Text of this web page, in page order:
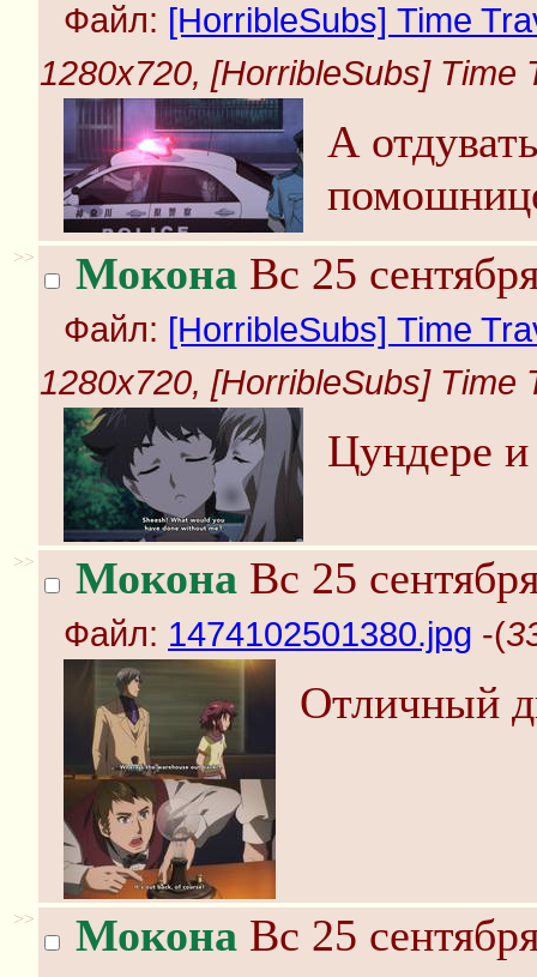
Файл: [HorribleSubs] Time
1280x720, [HorribleSubs] Time
А
>> Мокона Вс 25
Файл: [HorribleSubs] Time
1280x720, [HorribleSubs] Time
Цундере
>> Мокона Вс 25
Файл: 1474102501380.jpg -(
Отличный
>> Мокона Вс 25